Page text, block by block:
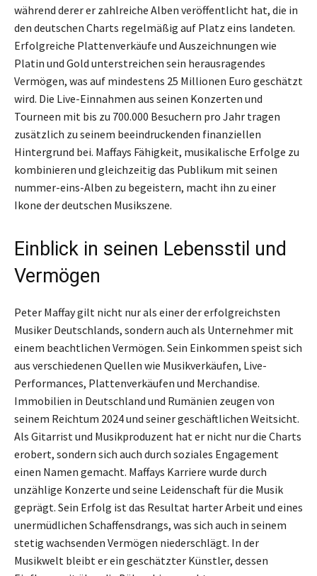
während derer er zahlreiche Alben veröffentlicht hat, die in
den deutschen Charts regelmäßig auf Platz eins landeten.
Erfolgreiche Plattenverkäufe und Auszeichnungen wie
Platin und Gold unterstreichen sein herausragendes
Vermögen, was auf mindestens 25 Millionen Euro geschätzt
wird. Die Live-Einnahmen aus seinen Konzerten und
Tourneen mit bis zu 700.000 Besuchern pro Jahr tragen
zusätzlich zu seinem beeindruckenden finanziellen
Hintergrund bei. Maffays Fähigkeit, musikalische Erfolge zu
kombinieren und gleichzeitig das Publikum mit seinen
nummer-eins-Alben zu begeistern, macht ihn zu einer
Ikone der deutschen Musikszene.
Einblick in seinen Lebensstil und
Vermögen
Peter Maffay gilt nicht nur als einer der erfolgreichsten
Musiker Deutschlands, sondern auch als Unternehmer mit
einem beachtlichen Vermögen. Sein Einkommen speist sich
aus verschiedenen Quellen wie Musikverkäufen, Live-
Performances, Plattenverkäufen und Merchandise.
Immobilien in Deutschland und Rumänien zeugen von
seinem Reichtum 2024 und seiner geschäftlichen Weitsicht.
Als Gitarrist und Musikproduzent hat er nicht nur die Charts
erobert, sondern sich auch durch soziales Engagement
einen Namen gemacht. Maffays Karriere wurde durch
unzählige Konzerte und seine Leidenschaft für die Musik
geprägt. Sein Erfolg ist das Resultat harter Arbeit und eines
unermüdlichen Schaffensdrangs, was sich auch in seinem
stetig wachsenden Vermögen niederschlägt. In der
Musikwelt bleibt er ein geschätzter Künstler, dessen